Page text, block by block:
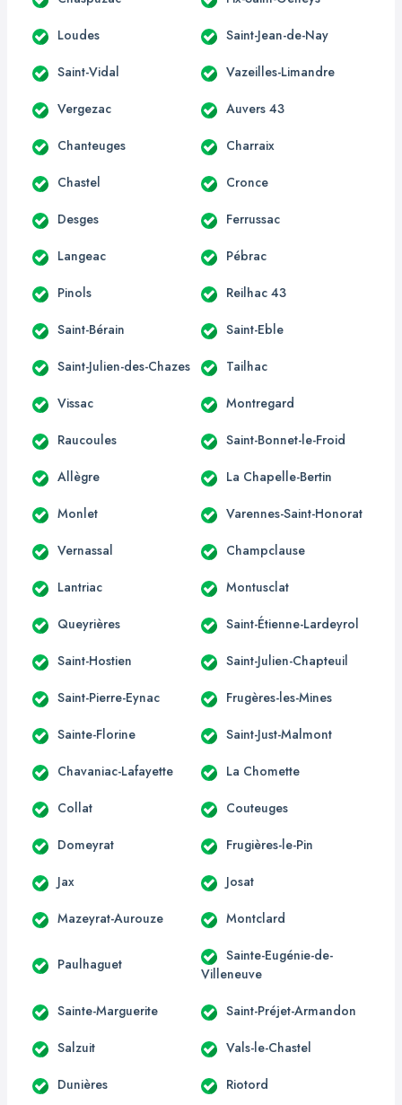
Loudes Saint-Jean-de-Nay
Saint-Vidal Vazeilles-Limandre
Vergezac Auvers 43
Chanteuges Charraix
Chastel Cronce
Desges Ferrussac
Langeac Pébrac
Pinols Reilhac 43
Saint-Bérain Saint-Eble
Saint-Julien-des-Chazes Tailhac
Vissac Montregard
Raucoules Saint-Bonnet-le-Froid
Allègre La Chapelle-Bertin
Monlet Varennes-Saint-Honorat
Vernassal Champclause
Lantriac Montusclat
Queyrières Saint-Étienne-Lardeyrol
Saint-Hostien Saint-Julien-Chapteuil
Saint-Pierre-Eynac Frugères-les-Mines
Sainte-Florine Saint-Just-Malmont
Chavaniac-Lafayette La Chomette
Collat Couteuges
Domeyrat Frugières-le-Pin
Jax Josat
Mazeyrat-Aurouze Montclard
Paulhaguet
Sainte-Eugénie-de-
Villeneuve
Sainte-Marguerite Saint-Préjet-Armandon
Salzuit Vals-le-Chastel
Dunières Riotord